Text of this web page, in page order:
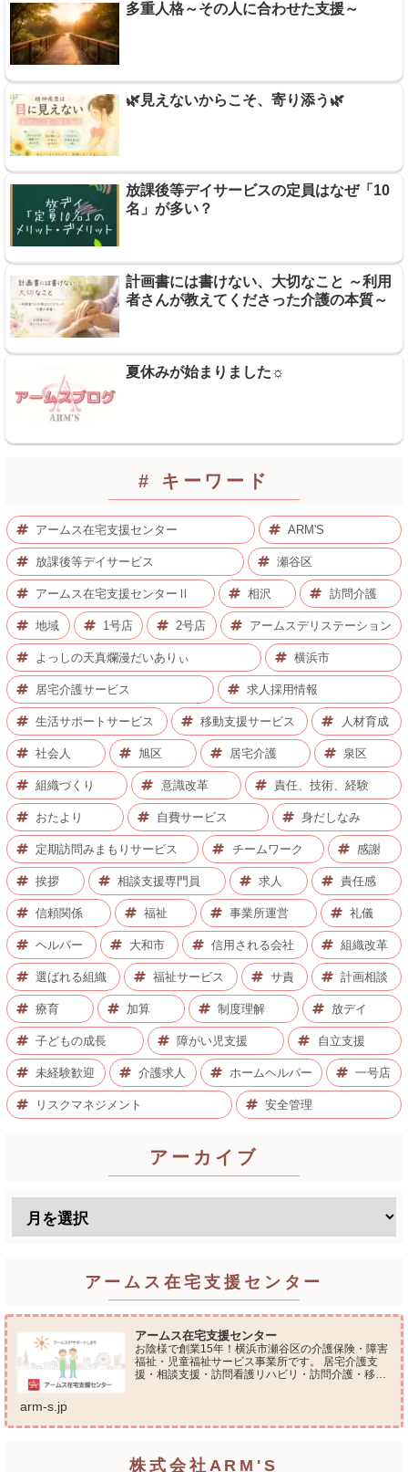
多重人格～その人に合わせた支援～
🌿見えないからこそ、寄り添う🌿
放課後等デイサービスの定員はなぜ「10
名」が多い？
計画書には書けない、大切なこと ～利用
者さんが教えてくださった介護の本質～
夏休みが始まりました☼
# キーワード
アームス在宅支援センター ARM'S
放課後等デイサービス 瀬谷区
アームス在宅支援センターⅡ 相沢 訪問介護
地域 1号店 2号店 アームスデリステーション
よっしの天真爛漫だいありぃ 横浜市
居宅介護サービス 求人採用情報
生活サポートサービス 移動支援サービス 人材育成
社会人 旭区 居宅介護 泉区
組織づくり 意識改革 責任、技術、経験
おたより 自費サービス 身だしなみ
定期訪問みまもりサービス チームワーク 感謝
挨拶 相談支援専門員 求人 責任感
信頼関係 福祉 事業所運営 礼儀
ヘルパー 大和市 信用される会社 組織改革
選ばれる組織 福祉サービス サ責 計画相談
療育 加算 制度理解 放デイ
子どもの成長 障がい児支援 自立支援
未経験歓迎 介護求人 ホームヘルパー 一号店
リスクマネジメント 安全管理
アーカイブ
アームス在宅支援センター
アームス在宅支援センター
お陰様で創業15年！横浜市瀬谷区の介護保険・障害
福祉・児童福祉サービス事業所です。 居宅介護支
援・相談支援・訪問看護リハビリ・訪問介護・移動
arm-s.jp
株式会社ARM'S